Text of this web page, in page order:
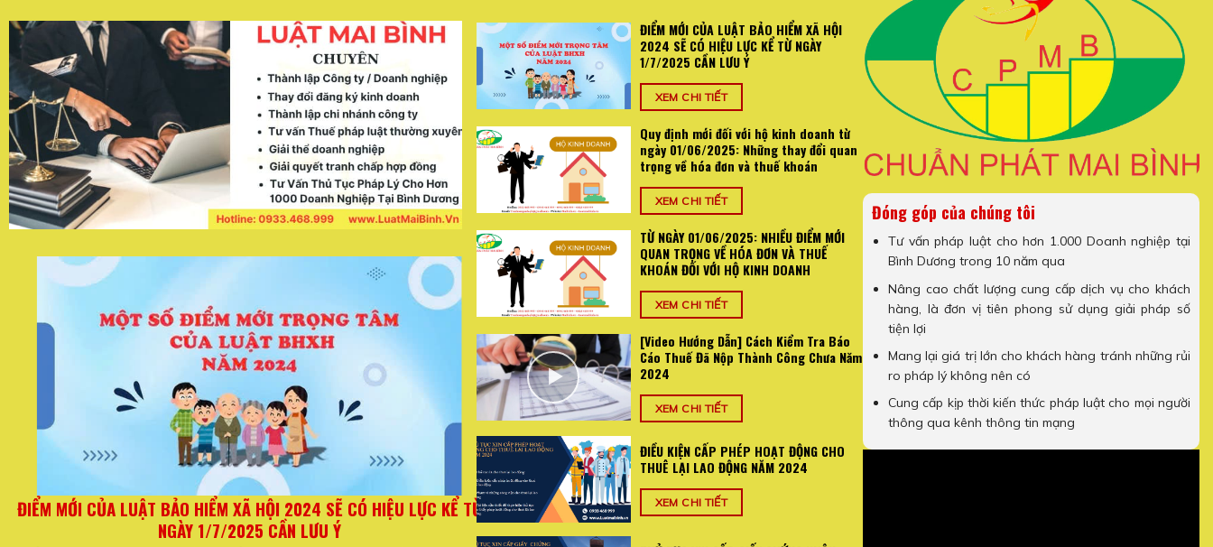
Quy định mới đối với hộ kinh doanh từ ngày 01/06/2025: Những
thay đổi quan trọng về hóa đơn và thuế khoán
TỪ NGÀY 01/06/2025: NHIỀU ĐIỂM MỚI QUAN TRỌNG VỀ HÓA ĐƠN
VÀ THUẾ KHOÁN ĐỐI VỚI HỘ KINH DOANH
ĐIỂM MỚI CỦA LUẬT BẢO HIỂM XÃ HỘI
2024 SẼ CÓ HIỆU LỰC KỂ TỪ NGÀY
1/7/2025 CẦN LƯU Ý
XEM CHI TIẾT
Quy định mới đối với hộ kinh doanh từ
ngày 01/06/2025: Những thay đổi quan
trọng về hóa đơn và thuế khoán
XEM CHI TIẾT
TỪ NGÀY 01/06/2025: NHIỀU ĐIỂM MỚI
QUAN TRỌNG VỀ HÓA ĐƠN VÀ THUẾ
KHOÁN ĐỐI VỚI HỘ KINH DOANH
XEM CHI TIẾT
[Video Hướng Dẫn] Cách Kiểm Tra Báo
Cáo Thuế Đã Nộp Thành Công Chưa Năm
2024
XEM CHI TIẾT
ĐIỀU KIỆN CẤP PHÉP HOẠT ĐỘNG CHO
THUÊ LẠI LAO ĐỘNG NĂM 2024
XEM CHI TIẾT
Đóng góp của chúng tôi
Tư vấn pháp luật cho hơn 1.000 Doanh nghiệp tại
Bình Dương trong 10 năm qua
Nâng cao chất lượng cung cấp dịch vụ cho khách
hàng, là đơn vị tiên phong sử dụng giải pháp số
tiện lợi
Mang lại giá trị lớn cho khách hàng tránh những rủi
ro pháp lý không nên có
Cung cấp kịp thời kiến thức pháp luật cho mọi người
thông qua kênh thông tin mạng